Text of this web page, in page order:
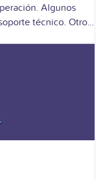
Algunos
técnico. Otros